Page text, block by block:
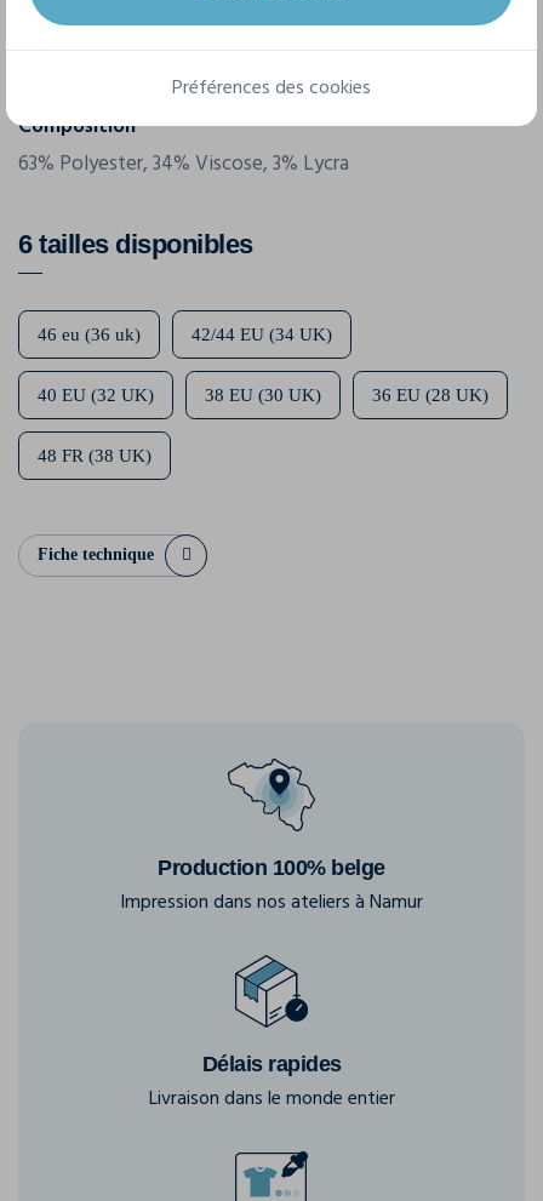
Composition
63% Polyester, 34% Viscose, 3% Lycra
6 tailles disponibles
46 eu (36 uk) 42/44 EU (34 UK)
40 EU (32 UK) 38 EU (30 UK) 36 EU (28 UK)
48 FR (38 UK)
Fiche technique
Production 100% belge
Impression dans nos ateliers à Namur
Délais rapides
Livraison dans le monde entier
Préférences des cookies